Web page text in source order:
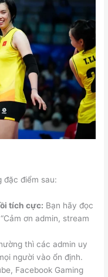
điểm sau:
tích cực: Bạn hãy đọc
ơn admin, stream
thì các admin uy
người vào ổn định.
Facebook Gaming